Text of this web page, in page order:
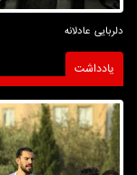
دلربایی عادلانه
یادداشت